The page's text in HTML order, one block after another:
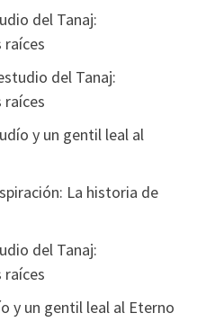
del Tanaj:
raíces
del Tanaj:
raíces
y un gentil leal al
La historia de
del Tanaj:
raíces
y un gentil leal al Eterno